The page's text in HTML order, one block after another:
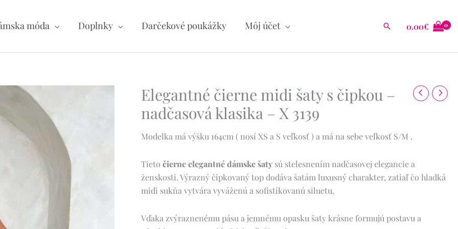
móda Doplnky Darčekové poukážky Môj účet Hľadať0.00€
Elegantné čierne midi šaty s čipkou –
nadčasová klasika – X 3139
Modelka má výšku 164cm ( nosí XS a S veľkosť ) a má na sebe veľkosť S/M .
Tietočierne elegantné dámske šaty sú stelesnením nadčasovej elegancie a
ženskosti. Výrazný čipkovaný top dodáva šatám luxusný charakter, zatiaľ čo hladká
midi sukňa vytvára vyváženú a sofistikovanú siluetu.
Vďaka zvýraznenému pásu a jemnému opasku šaty krásne formujú postavu a